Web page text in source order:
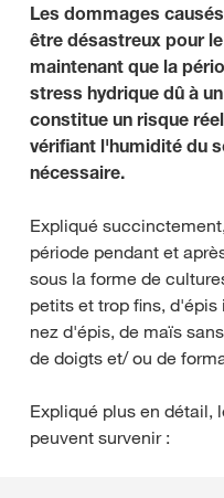
Les dommages
être désastreux pour
maintenant que la
stress hydrique dû à
constitue un risque
vérifiant l'humidité du
nécessaire.
Expliqué
période pendant et
sous la forme de
petits et trop fins,
nez d'épis, de maïs
de doigts et/ ou de
Expliqué plus en détail,
peuvent survenir :